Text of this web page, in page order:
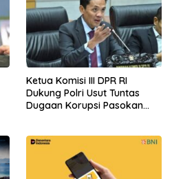
Ketua Komisi III DPR RI
Dukung Polri Usut Tuntas
Dugaan Korupsi Pasokan